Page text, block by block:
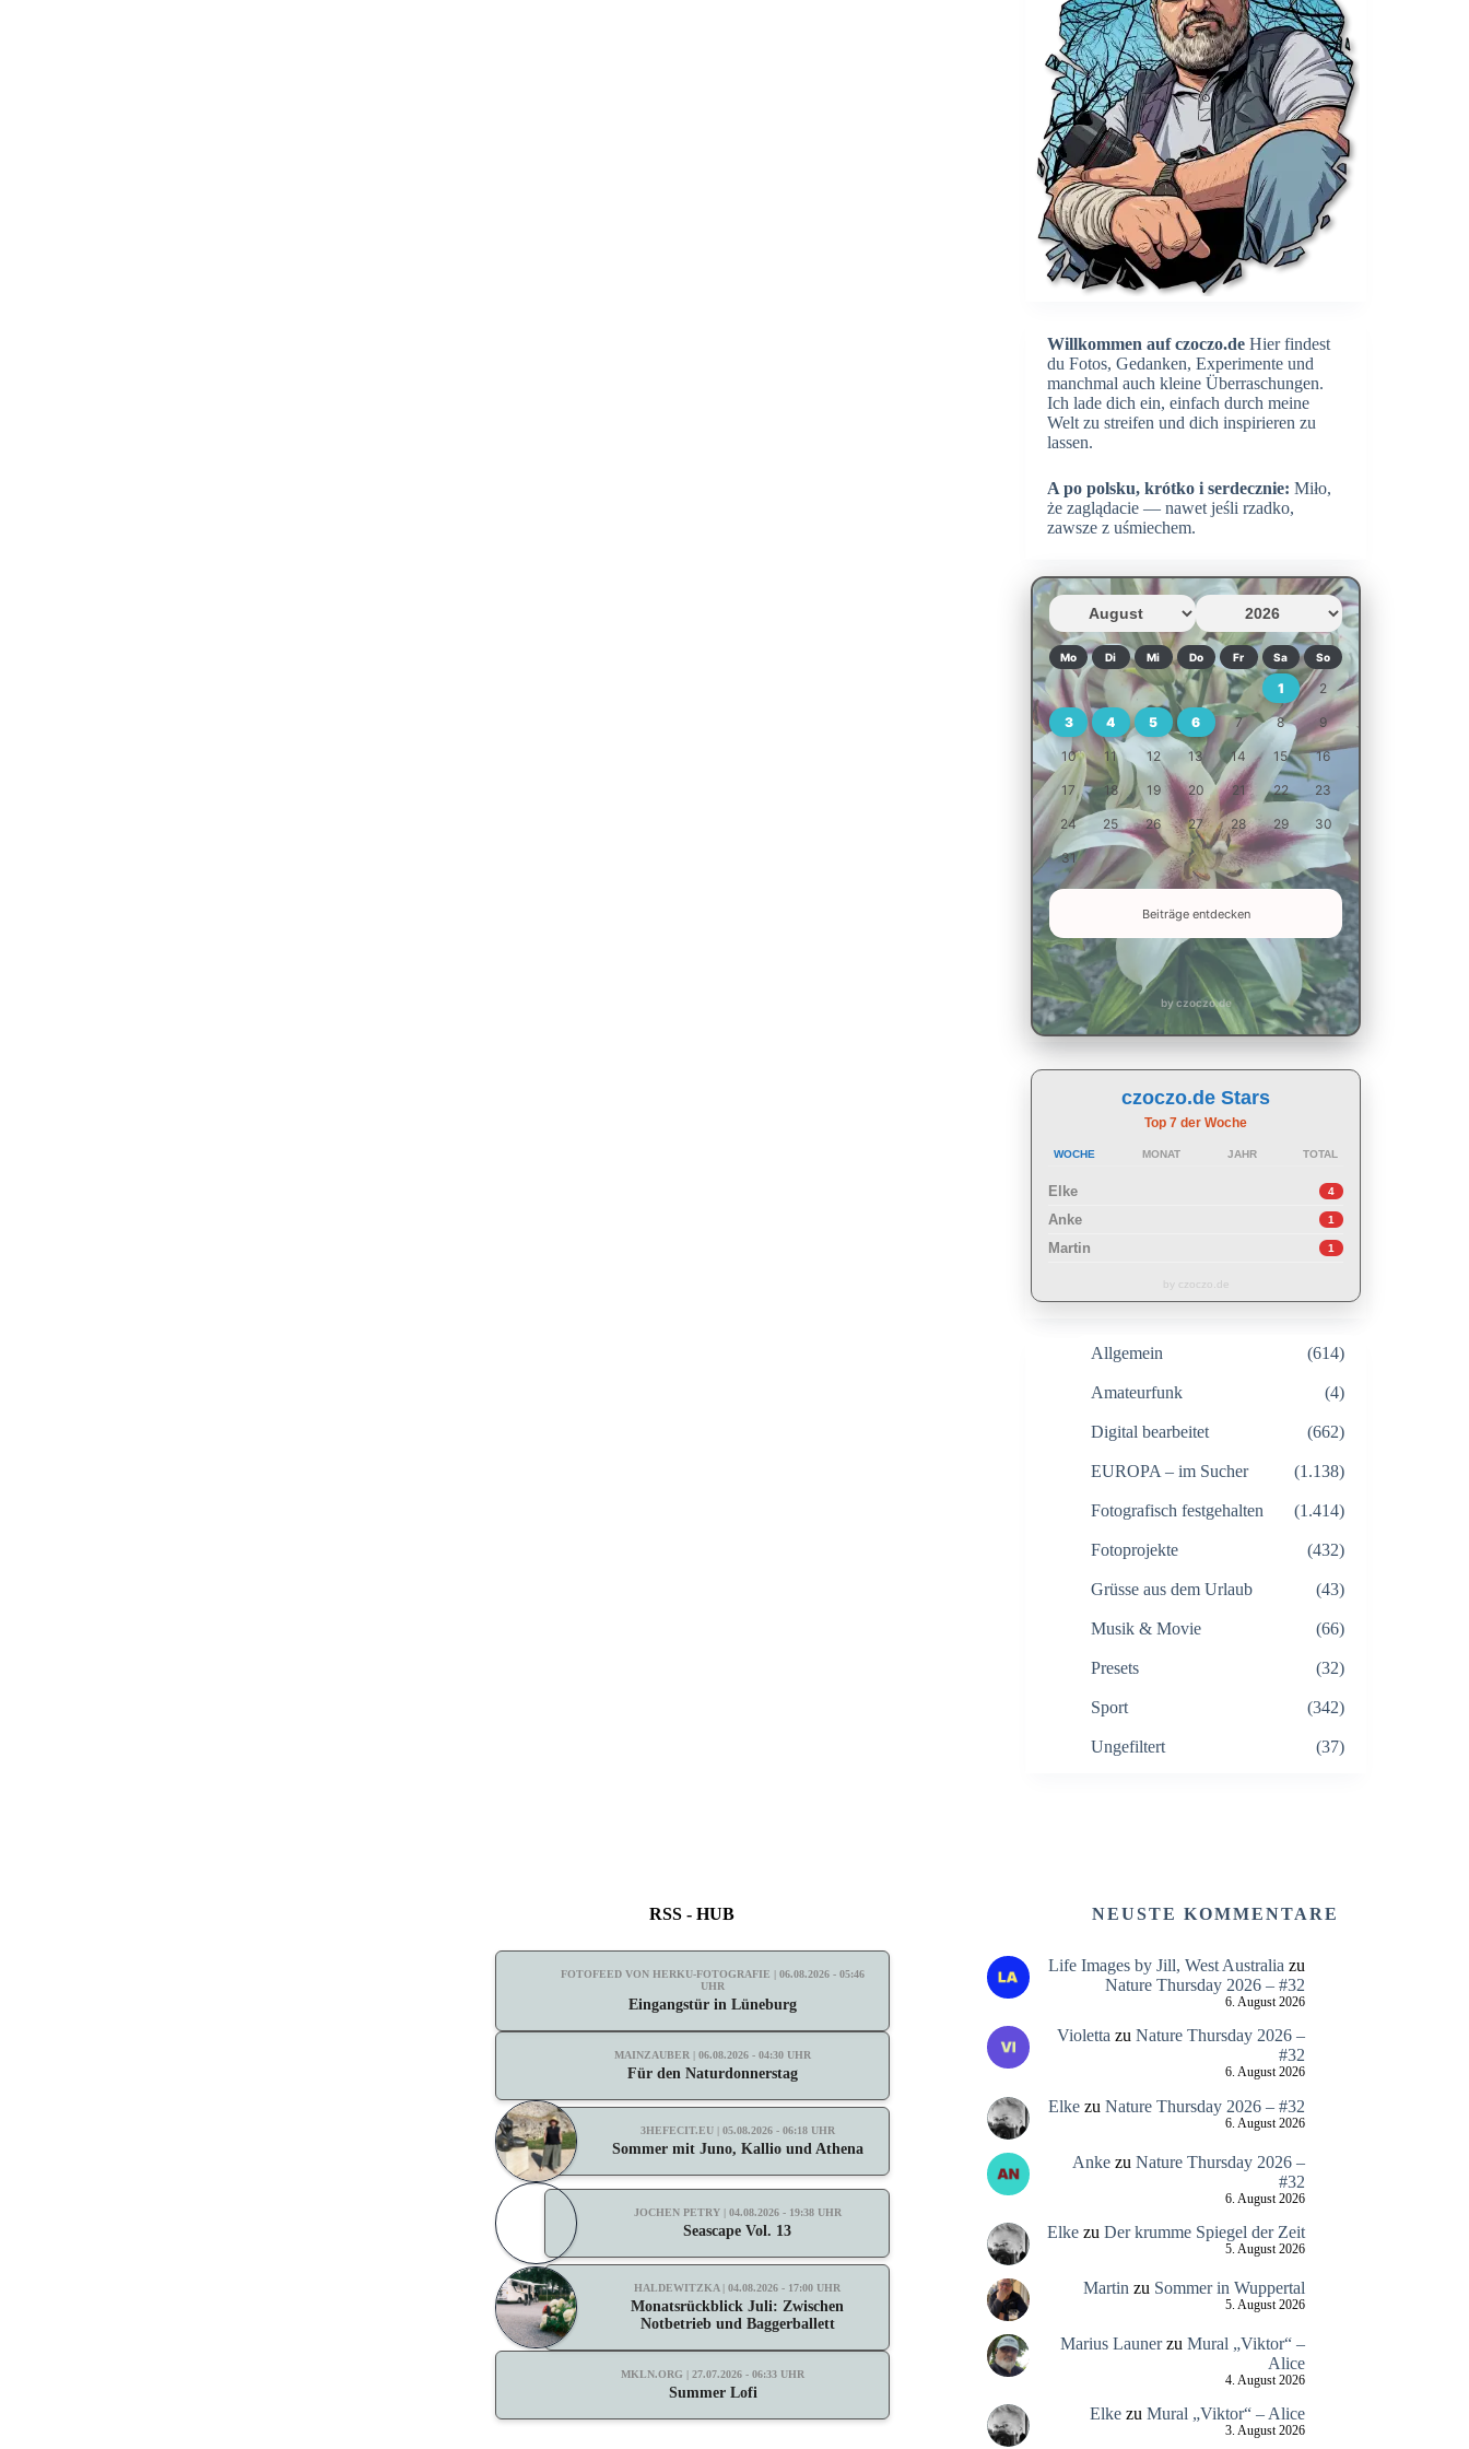
Willkommen auf czoczo.de Hier findest
du Fotos, Gedanken, Experimente und
manchmal auch kleine Überraschungen.
Ich lade dich ein, einfach durch meine
Welt zu streifen und dich inspirieren zu
lassen.
A po polsku, krótko i serdecznie: Miło,
że zaglądacie — nawet jeśli rzadko,
zawsze z uśmiechem.
Mo Di Mi Do Fr Sa So
1 2
3 4 5 6 7 8 9
10 11 12 13 14 15 16
17 18 19 20 21 22 23
24 25 26 27 28 29 30
31
Beiträge entdecken
by czoczo.de
czoczo.de Stars
Top 7 der Woche
WOCHE MONAT JAHR TOTAL
Elke 4
Anke 1
Martin 1
by czoczo.de
Allgemein (614)
Amateurfunk (4)
Digital bearbeitet (662)
EUROPA – im Sucher (1.138)
Fotografisch festgehalten (1.414)
Fotoprojekte (432)
Grüsse aus dem Urlaub (43)
Musik & Movie (66)
Presets (32)
Sport (342)
Ungefiltert (37)
RSS - HUB
FOTOFEED VON HERKU-FOTOGRAFIE | 06.08.2026 - 05:46
UHR
Eingangstür in Lüneburg
MAINZAUBER | 06.08.2026 - 04:30 UHR
Für den Naturdonnerstag
3HEFECIT.EU | 05.08.2026 - 06:18 UHR
Sommer mit Juno, Kallio und Athena
JOCHEN PETRY | 04.08.2026 - 19:38 UHR
Seascape Vol. 13
HALDEWITZKA | 04.08.2026 - 17:00 UHR
Monatsrückblick Juli: Zwischen
Notbetrieb und Baggerballett
MKLN.ORG | 27.07.2026 - 06:33 UHR
Summer Lofi
NEUSTE KOMMENTARE
Life Images by Jill, West Australia zu
Nature Thursday 2026 – #32
6. August 2026
Violetta zu Nature Thursday 2026 –
#32
6. August 2026
Elkezu Nature Thursday 2026 – #32
6. August 2026
Ankezu Nature Thursday 2026 –
#32
6. August 2026
Elkezu Der krumme Spiegel der Zeit
5. August 2026
Martin zu Sommer in Wuppertal
5. August 2026
Marius Launerzu Mural „Viktor“ –
Alice
4. August 2026
Elkezu Mural „Viktor“ – Alice
3. August 2026